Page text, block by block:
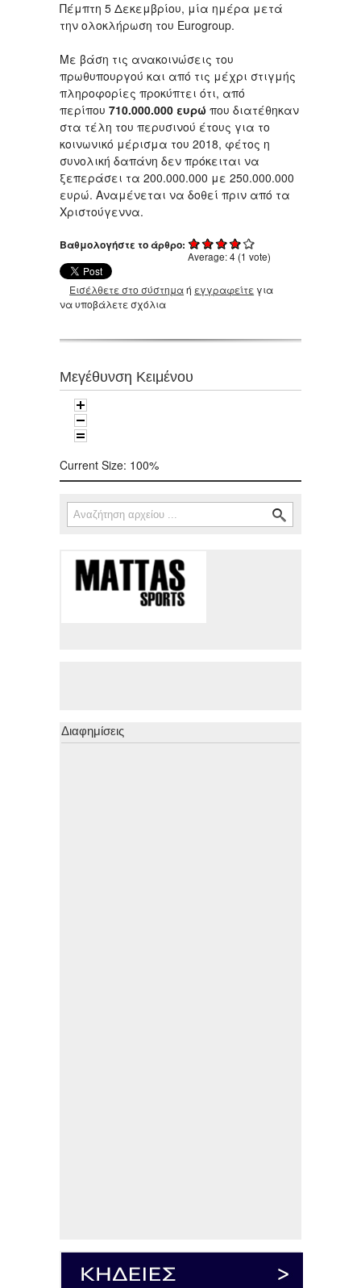
Πέμπτη 5 Δεκεμβρίου, μία ημέρα μετά
την ολοκλήρωση του Eurogroup.
Με βάση τις ανακοινώσεις του
πρωθυπουργού και από τις μέχρι στιγμής
πληροφορίες προκύπτει ότι, από
περίπου 710.000.000 ευρώ που διατέθηκαν
στα τέλη του περυσινού έτους για το
κοινωνικό μέρισμα του 2018, φέτος η
συνολική δαπάνη δεν πρόκειται να
ξεπεράσει τα 200.000.000 με 250.000.000
ευρώ. Αναμένεται να δοθεί πριν από τα
Χριστούγεννα.
Βαθμολογήστε το άρθρο:
Average:4 (1 vote)
Εισέλθετε στο σύστημαή εγγραφείτε για
να υποβάλετε σχόλια
Μεγέθυνση Κειμένου
Current Size: 100%
Φόρμα αναζήτησης
Αναζήτηση
Διαφημίσεις